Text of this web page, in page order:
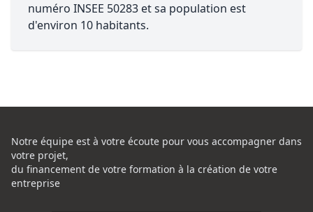
numéro INSEE 50283 et sa population est
d'environ 10 habitants.
Notre équipe est à votre écoute pour vous accompagner dans
votre projet,
du financement de votre formation à la création de votre
entreprise